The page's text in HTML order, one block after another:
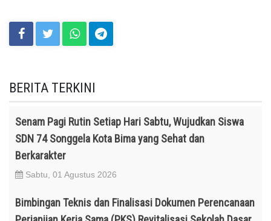
BERITA TERKINI
Senam Pagi Rutin Setiap Hari Sabtu, Wujudkan Siswa
SDN 74 Songgela Kota Bima yang Sehat dan
Berkarakter
Sabtu, 01 Agustus 2026
Bimbingan Teknis dan Finalisasi Dokumen Perencanaan